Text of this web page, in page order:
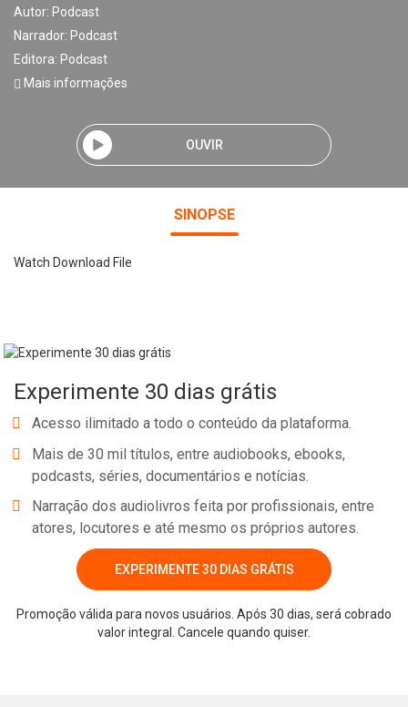
Autor: Podcast
Narrador: Podcast
Editora: Podcast
Mais informações
OUVIR
SINOPSE
Watch Download File
Experimente 30 dias grátis
Acesso ilimitado a todo o conteúdo da plataforma.
Mais de 30 mil títulos, entre audiobooks, ebooks,
podcasts, séries, documentários e notícias.
Narração dos audiolivros feita por profissionais, entre
atores, locutores e até mesmo os próprios autores.
EXPERIMENTE 30 DIAS GRÁTIS
Promoção válida para novos usuários. Após 30 dias, será cobrado
valor integral. Cancele quando quiser.
Whatsapp Facebook Twitter